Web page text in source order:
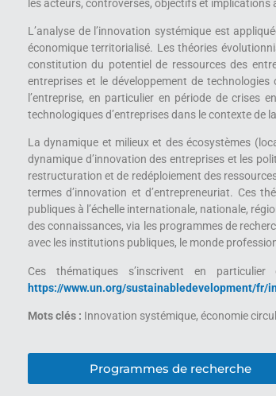
les acteurs, controverses, objectifs et implications
L’analyse de l’innovation systémique est
économique territorialisé. Les théories
constitution du potentiel de ressources des
entreprises et le développement de
l’entreprise, en particulier en période de crises
technologiques d’entreprises dans le contexte de
La dynamique et milieux et des écosystèmes
dynamique d’innovation des entreprises et les
restructuration et de redéploiement des
termes d’innovation et d’entrepreneuriat. Ces
publiques à l’échelle internationale, nationale,
des connaissances, via les programmes de
avec les institutions publiques, le monde
Ces thématiques s’inscrivent en
https://www.un.org/sustainabledevelopment/fr/
Mots clés : Innovation systémique, économie
Programmes de recherche